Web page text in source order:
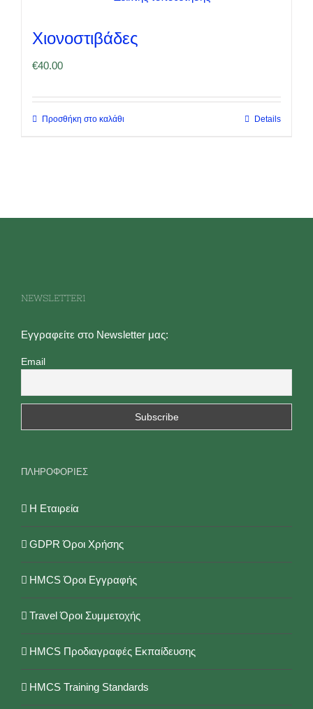
Χιονοστιβάδες
€40.00
Προσθήκη στο καλάθι Details
NEWSLETTER1
Εγγραφείτε στο Newsletter μας:
Email
ΠΛΗΡΟΦΟΡΙΕΣ
Η Εταιρεία
GDPR Όροι Χρήσης
HMCS Όροι Εγγραφής
Travel Όροι Συμμετοχής
HMCS Προδιαγραφές Εκπαίδευσης
HMCS Training Standards